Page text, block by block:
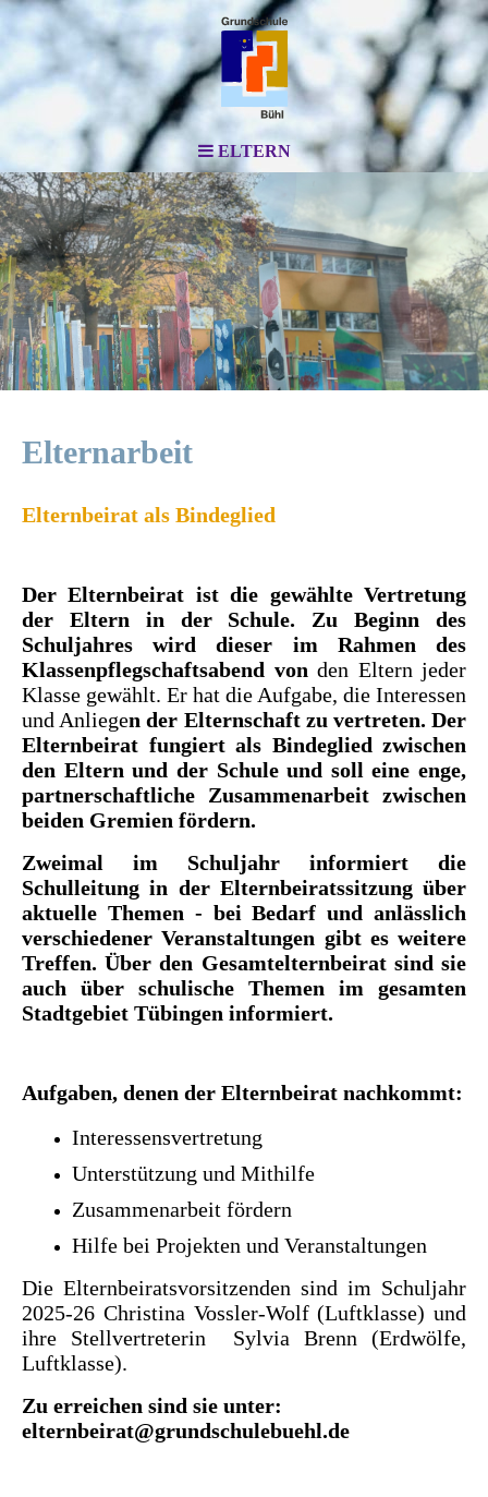
ELTERN
Elternarbeit
Elternbeirat als Bindeglied
Der Elternbeirat ist die gewählte Vertretung
der Eltern in der Schule. Zu Beginn des
Schuljahres wird dieser im Rahmen des
Klassenpflegschaftsabend von den Eltern jeder
Klasse gewählt. Er hat die Aufgabe, die Interessen
und Anliegen der Elternschaft zu vertreten.Der
Elternbeirat fungiert als Bindeglied zwischen
den Eltern und der Schule und soll eine enge,
partnerschaftliche Zusammenarbeit zwischen
beiden Gremien fördern.
Zweimal im Schuljahr informiert die
Schulleitung in der Elternbeiratssitzung über
aktuelle Themen - bei Bedarf und anlässlich
verschiedener Veranstaltungen gibt es weitere
Treffen. Über den Gesamtelternbeirat sind sie
auch über schulische Themen im gesamten
Stadtgebiet Tübingen informiert.
Aufgaben, denen der Elternbeirat nachkommt:
Interessensvertretung
Unterstützung und Mithilfe
Zusammenarbeit fördern
Hilfe bei Projekten und Veranstaltungen
Die Elternbeiratsvorsitzenden sind im Schuljahr
2025-26 Christina Vossler-Wolf (Luftklasse) und
ihre Stellvertreterin Sylvia Brenn (Erdwölfe,
Luftklasse).
Zu erreichen sind sie unter:
elternbeirat@grundschulebuehl.de